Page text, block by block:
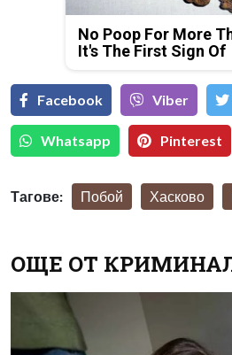
No Poop For More
It's The First Sign Of
Facebook Viber
Whatsapp Pinterest
Тагове: Побой Хасково
ОЩЕ ОТ